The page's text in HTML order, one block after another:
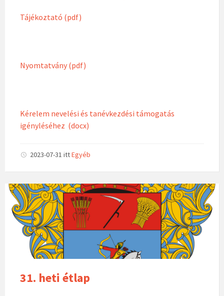
Tájékoztató (pdf)
Nyomtatvány (pdf)
Kérelem nevelési és tanévkezdési támogatás
igényléséhez (docx)
2023-07-31 ittEgyéb
31. heti étlap